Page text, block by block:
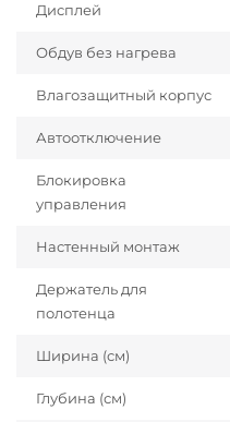
Дисплей
Обдув без нагрева
Влагозащитный корпус
Автоотключение
Блокировка
управления
Настенный монтаж
Держатель для
полотенца
Ширина (см)
Глубина (см)